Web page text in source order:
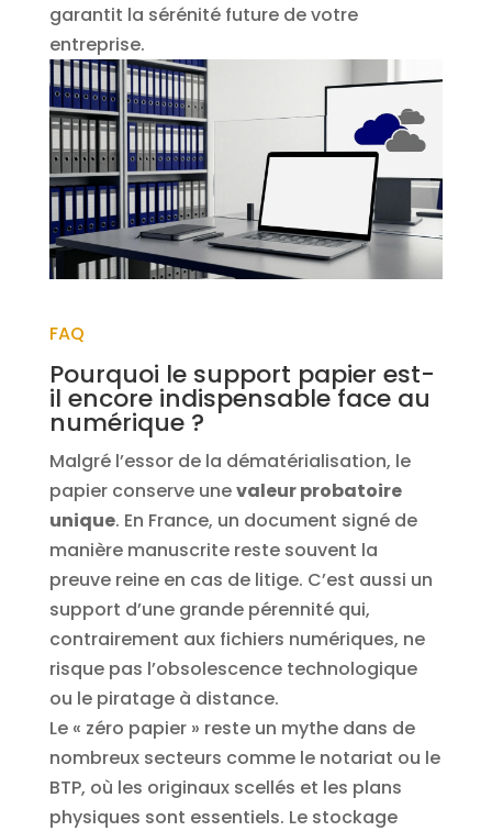
garantit la sérénité future de votre
entreprise.
FAQ
Pourquoi le support papier est-
il encore indispensable face au
numérique ?
Malgré l’essor de la dématérialisation, le
papier conserve unevaleur probatoire
unique. En France, un document signé de
manière manuscrite reste souvent la
preuve reine en cas de litige. C’est aussi un
support d’une grande pérennité qui,
contrairement aux fichiers numériques, ne
risque pas l’obsolescence technologique
ou le piratage à distance.
Le « zéro papier » reste un mythe dans de
nombreux secteurs comme le notariat ou le
BTP, où les originaux scellés et les plans
physiques sont essentiels. Le stockage